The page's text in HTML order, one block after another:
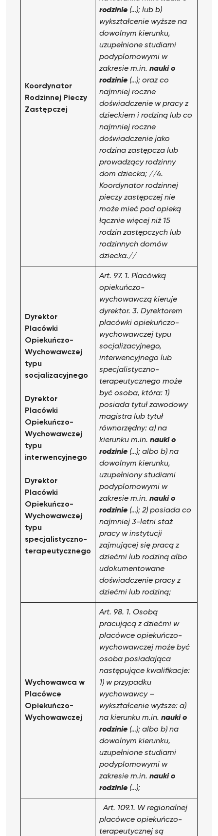
Koordynator
Rodzinnej Pieczy
Zastępczej
rodzinie (…); lub b)
wykształcenie wyższe na
dowolnym kierunku,
uzupełnione studiami
podyplomowymi w
zakresie m.in. nauki o
rodzinie (…); oraz co
najmniej roczne
doświadczenie w pracy z
dzieckiem i rodziną lub co
najmniej roczne
doświadczenie jako
rodzina zastępcza lub
prowadzący rodzinny
dom dziecka; //4.
Koordynator rodzinnej
pieczy zastępczej nie
może mieć pod opieką
łącznie więcej niż 15
rodzin zastępczych lub
rodzinnych domów
dziecka.//
Dyrektor
Placówki
Opiekuńczo-
Wychowawczej
typu
socjalizacyjnego
Dyrektor
Placówki
Opiekuńczo-
Wychowawczej
typu
interwencyjnego
Dyrektor
Placówki
Opiekuńczo-
Wychowawczej
typu
specjalistyczno-
terapeutycznego
Art. 97. 1. Placówką
opiekuńczo-
wychowawczą kieruje
dyrektor. 3. Dyrektorem
placówki opiekuńczo-
wychowawczej typu
socjalizacyjnego,
interwencyjnego lub
specjalistyczno-
terapeutycznego może
być osoba, która: 1)
posiada tytuł zawodowy
magistra lub tytuł
równorzędny: a) na
kierunku m.in. nauki o
rodzinie (…); albo b) na
dowolnym kierunku,
uzupełniony studiami
podyplomowymi w
zakresie m.in. nauki o
rodzinie (…); 2) posiada co
najmniej 3-letni staż
pracy w instytucji
zajmującej się pracą z
dziećmi lub rodziną albo
udokumentowane
doświadczenie pracy z
dziećmi lub rodziną;
Wychowawca w
Placówce
Opiekuńczo-
Wychowawczej
Art. 98. 1. Osobą
pracującą z dziećmi w
placówce opiekuńczo-
wychowawczej może być
osoba posiadająca
następujące kwalifikacje:
1) w przypadku
wychowawcy –
wykształcenie wyższe: a)
na kierunku m.in. nauki o
rodzinie (…); albo b) na
dowolnym kierunku,
uzupełnione studiami
podyplomowymi w
zakresie m.in. nauki o
rodzinie (…);
Art. 109.1. W regionalnej
placówce opiekuńczo-
terapeutycznej są